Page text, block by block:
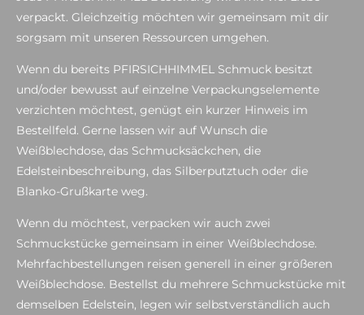
verpackt. Gleichzeitig möchten wir gemeinsam mit dir
sorgsam mit unseren Ressourcen umgehen.
Wenn du bereits PFIRSICHHIMMEL Schmuck besitzt
und/oder bewusst auf einzelne Verpackungselemente
verzichten möchtest, genügt ein kurzer Hinweis im
Bestellfeld. Gerne lassen wir auf Wunsch die
Weißblechdose, das Schmucksäckchen, die
Edelsteinbeschreibung, das Silberputztuch oder die
Blanko-Grußkarte weg.
Wenn du möchtest, verpacken wir auch zwei
Schmuckstücke gemeinsam in einer Weißblechdose.
Mehrfachbestellungen reisen generell in einer größeren
Weißblechdose. Bestellst du mehrere Schmuckstücke mit
demselben Edelstein, legen wir selbstverständlich auch